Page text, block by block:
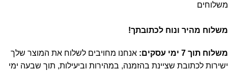
משלוחים
משלוח מהיר ונוח לכתובתך!
משלוח תוך 7 ימי עסקים:
אנחנו מחויבים לשלוח את המוצר שלך
ישירות לכתובת שציינת בהזמנה, במהירות וביעילות, תוך שבעה ימי